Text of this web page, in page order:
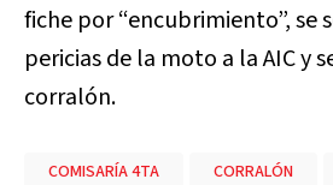
fiche por “encubrimiento”, se
pericias de la moto a la AIC y
corralón.
COMISARÍA 4TA CORRALÓN